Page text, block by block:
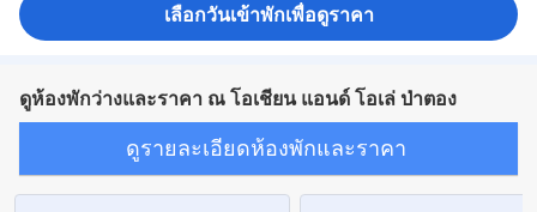
เลือกวันเข้าพักเพื่อดูราคา
ดูห้องพักว่างและราคา ณ โอเชียน แอนด์ โอเล่ ป่าตอง
ดูรายละเอียดห้องพักและราคา